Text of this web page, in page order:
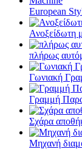
European
Ανοξείδωτη
πλήρως
Γωνιακή
Γραμμή
Σχάρα
Μηχανή